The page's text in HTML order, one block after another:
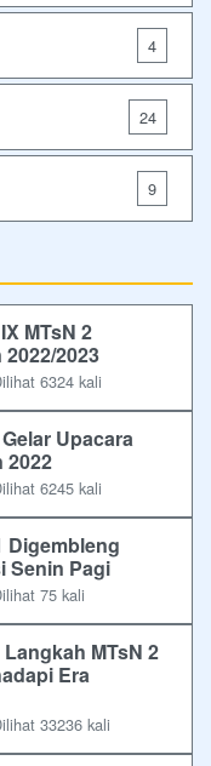
4
24
9
MTsN 2
2023
6324 kali
Upacara
2022
6245 kali
Digembleng
Senin Pagi
75 kali
MTsN 2
Era
33236 kali